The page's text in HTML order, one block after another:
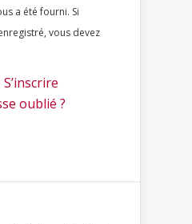
Si
vous devez
S’inscrire
oublié ?